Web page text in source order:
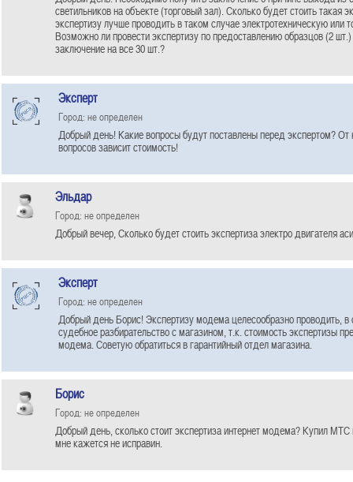
светильников на объекте (торговый зал). Сколько будет стоить такая
экспертизу лучше проводить в таком случае электротехническую или
Возможно ли провести экспертизу по предоставлению образцов (2
заключение на все 30 шт.?
Эксперт
Город: не определен
Добрый день! Какие вопросы будут поставлены перед экспертом? От
вопросов зависит стоимость!
Эльдар
Город: не определен
Добрый вечер, Сколько будет стоить экспертиза электро двигателя
Эксперт
Город: не определен
Добрый день Борис! Экспертизу модема целесообразно проводить, в
судебное разбирательство с магазином, т.к. стоимость экспертизы
модема. Советую обратиться в гарантийный отдел магазина.
Борис
Город: не определен
Добрый день, сколько стоит экспертиза интернет модема? Купил
мне кажется не исправин.